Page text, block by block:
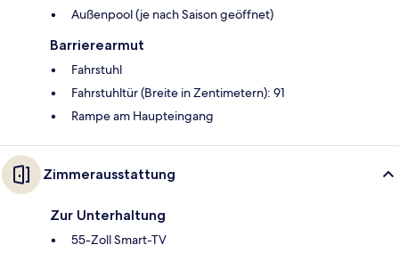
Außenpool (je nach Saison geöffnet)
Barrierearmut
Fahrstuhl
Fahrstuhltür (Breite in Zentimetern): 91
Rampe am Haupteingang
Zimmerausstattung
Zur Unterhaltung
55-Zoll Smart-TV